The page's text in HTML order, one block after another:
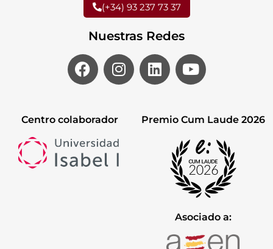
(+34) 93 237 73 37
Nuestras Redes
Centro colaborador Premio Cum Laude 2026
Asociado a: